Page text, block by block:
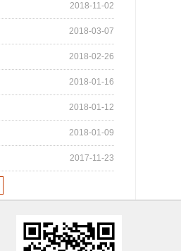
2018-11-02
2018-03-07
2018-02-26
2018-01-16
2018-01-12
2018-01-09
2017-11-23